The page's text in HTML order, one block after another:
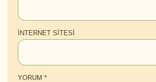
İNTERNET SITESI
YORUM *